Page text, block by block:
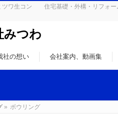
ミツワ生コン 住宅基礎・外構・リ
みつわ
社の想い 会社案内、動画集
» ボウリング